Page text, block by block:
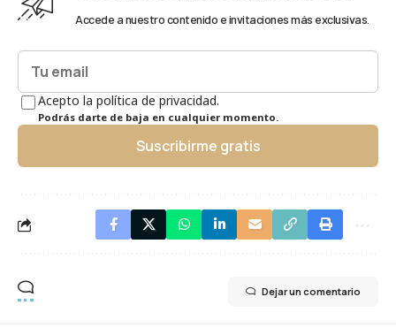
Accede a nuestro contenido e invitaciones más exclusivas.
Acepto la política de privacidad.
Podrás darte de baja en cualquier momento.
Suscribirme gratis
Dejar un comentario